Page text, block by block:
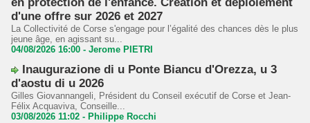
en protection de l'enfance. Création et déploiement
d'une offre sur 2026 et 2027
La Collectivité de Corse s'engage pour l’égalité des chances dès le plus
jeune âge, en agissant su...
04/08/2026 16:00 - Jerome PIETRI
Inaugurazione di u Ponte Biancu d'Orezza, u 3
d'aostu di u 2026
Gilles Giovannangeli, Président du Conseil exécutif de Corse et Jean-
Félix Acquaviva, Conseille...
03/08/2026 11:02 - Philippe Rocchi